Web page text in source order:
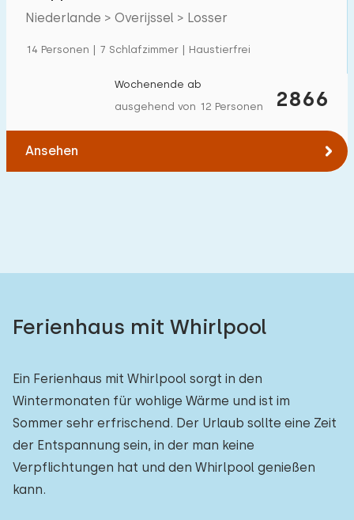
Niederlande > Overijssel > Losser
14 Personen | 7 Schlafzimmer | Haustierfrei
2866
Wochenende ab
ausgehend von 12 Personen
Ansehen
Ferienhaus mit Whirlpool
Ein Ferienhaus mit Whirlpool sorgt in den
Wintermonaten für wohlige Wärme und ist im
Sommer sehr erfrischend. Der Urlaub sollte eine Zeit
der Entspannung sein, in der man keine
Verpflichtungen hat und den Whirlpool genießen
kann.